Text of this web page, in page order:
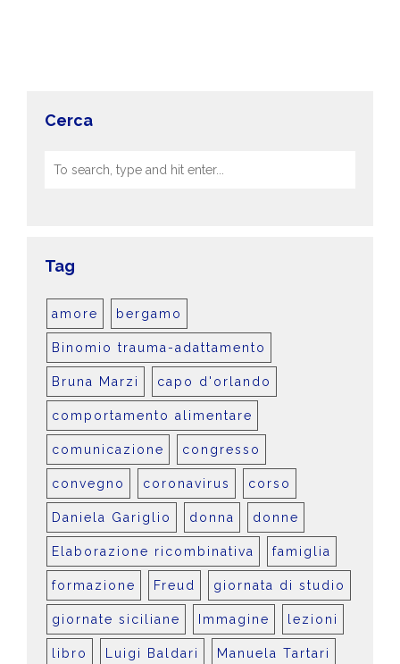
Cerca
Tag
amore bergamo
Binomio trauma-adattamento
Bruna Marzi capo d'orlando
comportamento alimentare
comunicazione congresso
convegno coronavirus corso
Daniela Gariglio donna donne
Elaborazione ricombinativa famiglia
formazione Freud giornata di studio
giornate siciliane Immagine lezioni
libro Luigi Baldari Manuela Tartari